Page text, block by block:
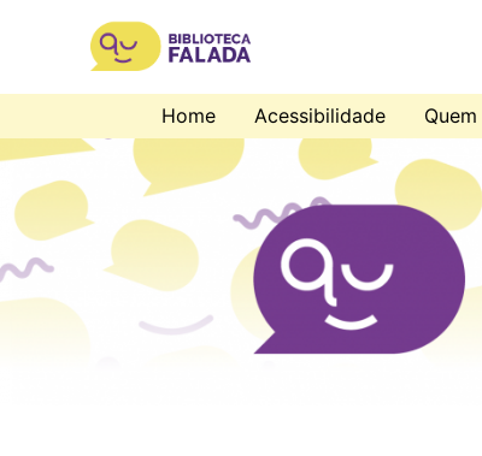
Home Acessibilidade